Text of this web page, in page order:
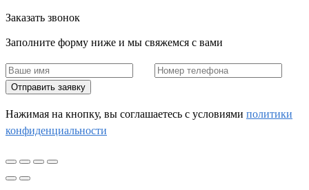
Заказать звонок
Заполните форму ниже и мы свяжемся с вами
Отправить заявку
Нажимая на кнопку, вы соглашаетесь c условиями политики
конфиденциальности